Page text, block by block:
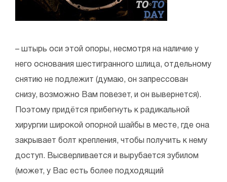
– штырь оси этой опоры, несмотря на наличие у
него основания шестигранного шлица, отдельному
снятию не подлежит (думаю, он запрессован
снизу, возможно Вам повезет, и он вывернется).
Поэтому придётся прибегнуть к радикальной
хирургии широкой опорной шайбы в месте, где она
закрывает болт крепления, чтобы получить к нему
доступ. Высверливается и вырубается зубилом
(может, у Вас есть более подходящий